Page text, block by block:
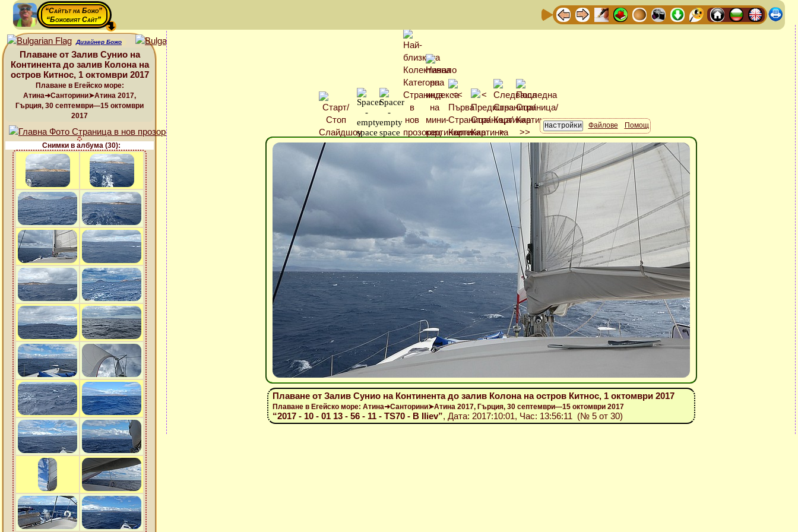
“Сайтът на Божо”
“Божовият Сайт”
Дизайнер Божо
Плаване от Залив Сунио на
Континента до залив Колона на
остров Китнос, 1 октомври 2017
Плаване в Егейско море:
Атина➜Санторини➤Атина 2017,
Гърция, 30 септември—15 октомври
2017
Снимки в албума (30):
Файлове Помощ
Плаване от Залив Сунио на Континента до залив Колона на остров Китнос, 1 октомври 2017
Плаване в Егейско море: Атина➜Санторини➤Атина 2017, Гърция, 30 септември—15 октомври 2017
“2017 - 10 - 01 13 - 56 - 11 - TS70 - B Iliev”, Дата: 2017:10:01, Час: 13:56:11 (№ 5 от 30)